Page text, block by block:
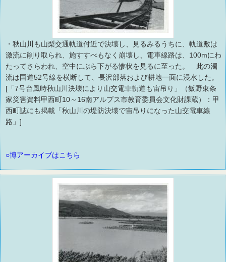
・秋山川も山梨交通軌道付近で決壊し、見るみるうちに、軌道敷は
激流に削り取られ、施すすべもなく崩壊し、電車線路は、100mにわ
たってさらわれ、空中にぶら下がる惨状を見るに至った。 此の濁
流は国道52号線を横断して、長沢部落および耕地一面に浸水した。
[「7号台風時秋山川決壊により山交電車軌道も宙吊り」（飯野東条
家災害資料甲西町10～16南アルプス市教育委員会文化財課蔵）：甲
西町誌にも掲載「秋山川の堤防決壊で宙吊りになった山交電車線
路」]
○博アーカイブはこちら